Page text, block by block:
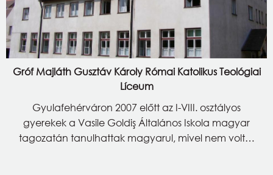
Gróf Majláth Gusztáv Károly Római Katolikus Teológiai
Líceum
Gyulafehérváron 2007 előtt az I-VIII. osztályos
gyerekek a Vasile Goldiş Általános Iskola magyar
tagozatán tanulhattak magyarul, mivel nem volt…